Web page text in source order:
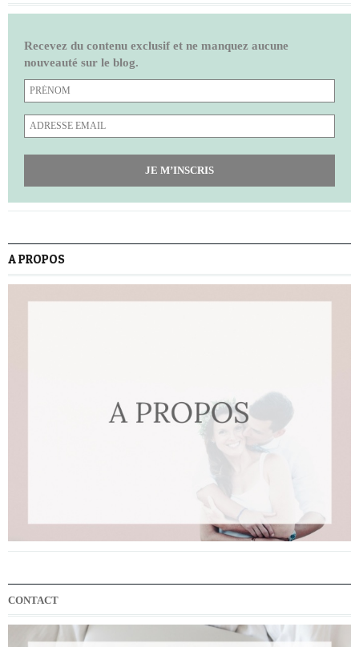
Recevez du contenu exclusif et ne manquez aucune
nouveauté sur le blog.
JE M’INSCRIS
A PROPOS
CONTACT